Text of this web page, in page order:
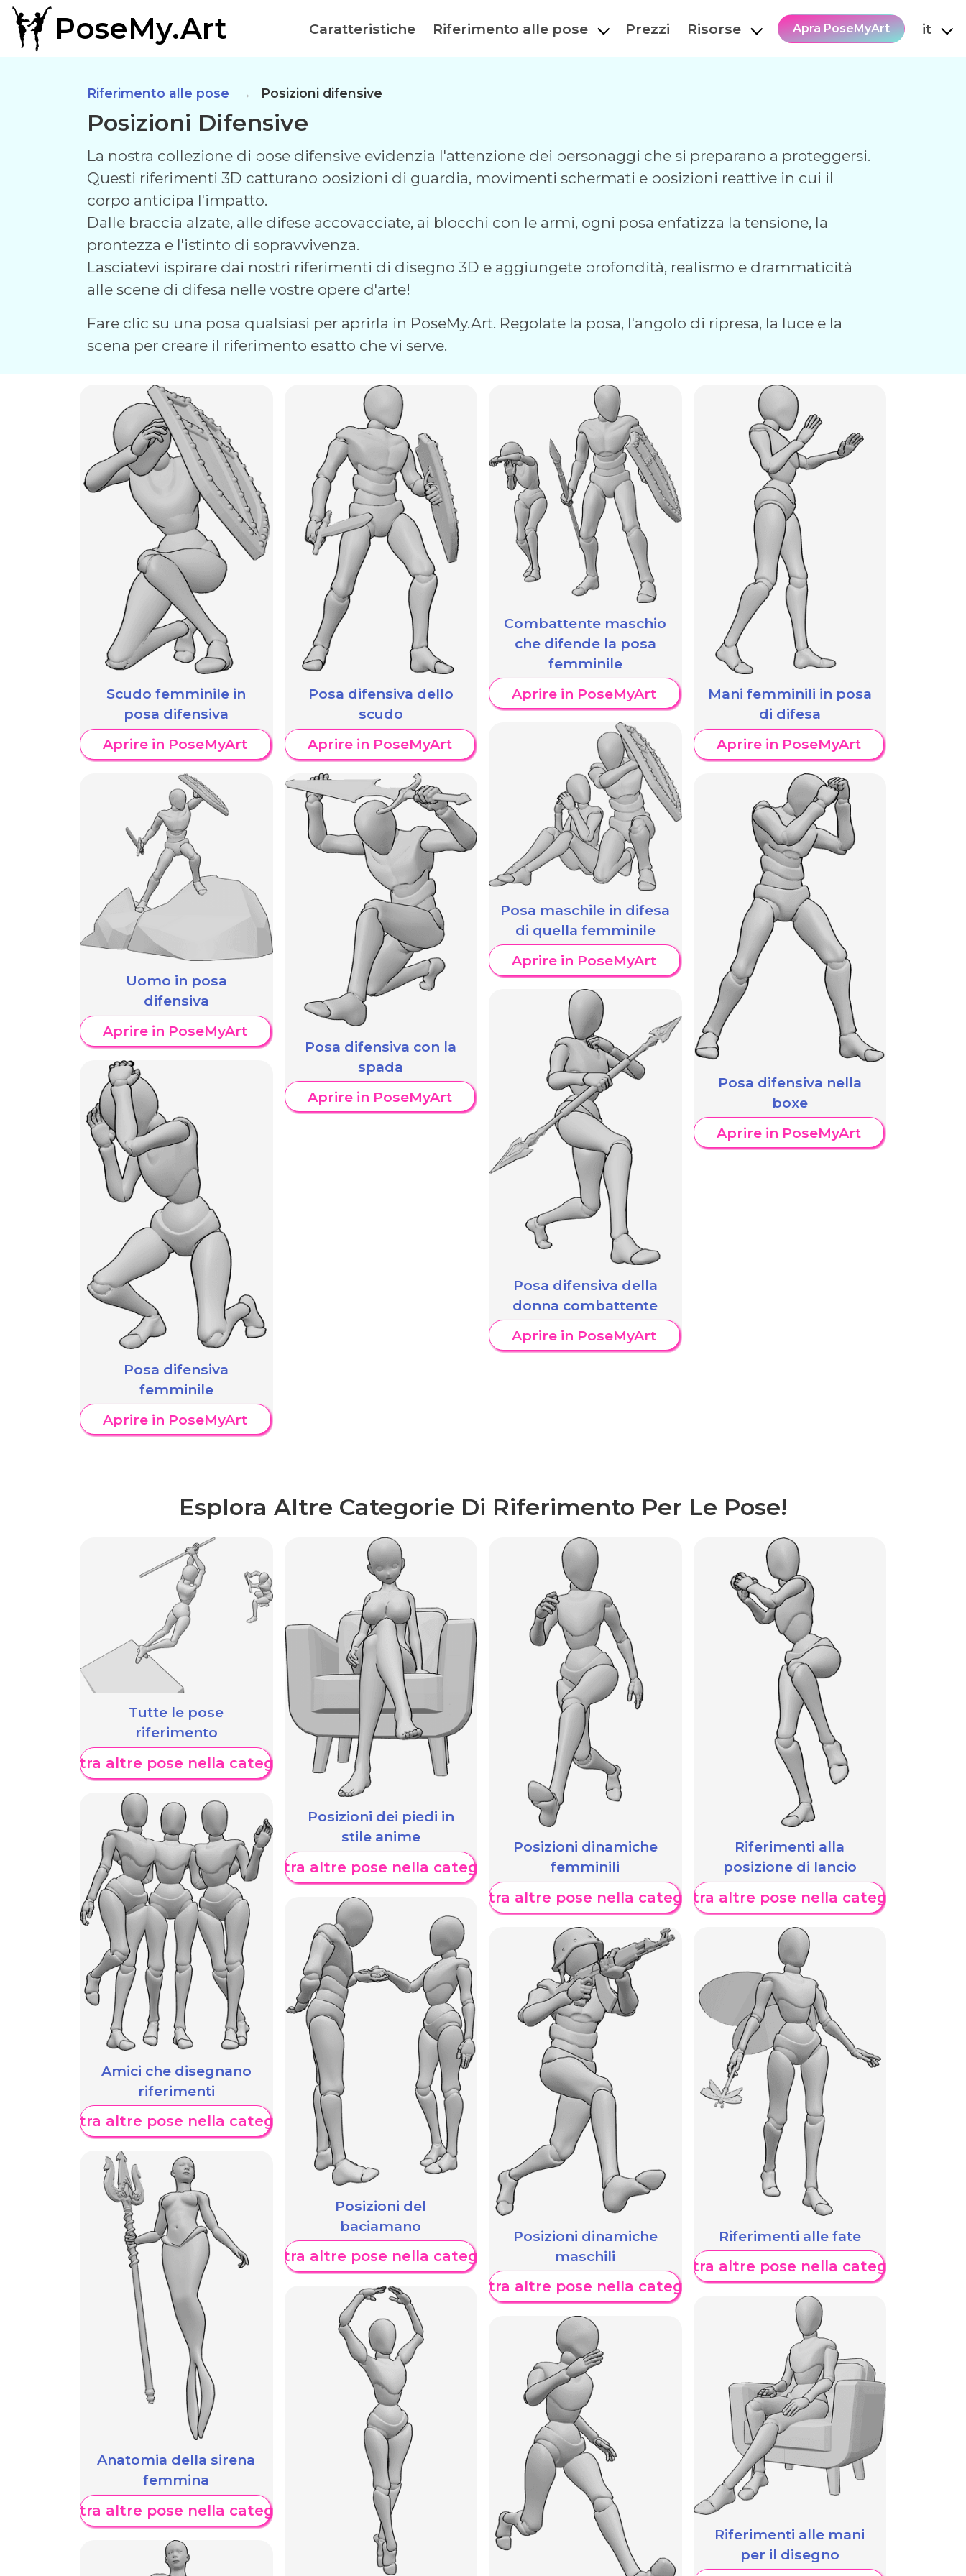
PoseMy.Art Caratteristiche Riferimento alle pose Prezzi Risorse Apra PoseMyArt it
Riferimento alle pose Posizioni difensive
Posizioni Difensive
La nostra collezione di pose difensive evidenzia l'attenzione dei personaggi che si preparano a proteggersi.
Questi riferimenti 3D catturano posizioni di guardia, movimenti schermati e posizioni reattive in cui il
corpo anticipa l'impatto.
Dalle braccia alzate, alle difese accovacciate, ai blocchi con le armi, ogni posa enfatizza la tensione, la
prontezza e l'istinto di sopravvivenza.
Lasciatevi ispirare dai nostri riferimenti di disegno 3D e aggiungete profondità, realismo e drammaticità
alle scene di difesa nelle vostre opere d'arte!
Fare clic su una posa qualsiasi per aprirla in PoseMy.Art. Regolate la posa, l'angolo di ripresa, la luce e la
scena per creare il riferimento esatto che vi serve.
Scudo femminile in
posa difensiva
Aprire in PoseMyArt
Uomo in posa
difensiva
Aprire in PoseMyArt
Posa difensiva
femminile
Aprire in PoseMyArt
Posa difensiva dello
scudo
Aprire in PoseMyArt
Posa difensiva con la
spada
Aprire in PoseMyArt
Combattente maschio
che difende la posa
femminile
Aprire in PoseMyArt
Posa maschile in difesa
di quella femminile
Aprire in PoseMyArt
Posa difensiva della
donna combattente
Aprire in PoseMyArt
Mani femminili in posa
di difesa
Aprire in PoseMyArt
Posa difensiva nella
boxe
Aprire in PoseMyArt
Esplora Altre Categorie Di Riferimento Per Le Pose!
Tutte le pose
riferimento
Mostra altre pose nella categoria
Amici che disegnano
riferimenti
Mostra altre pose nella categoria
Anatomia della sirena
femmina
Mostra altre pose nella categoria
Posizioni dei piedi in
stile anime
Mostra altre pose nella categoria
Posizioni del
baciamano
Mostra altre pose nella categoria
Posizioni dinamiche
femminili
Mostra altre pose nella categoria
Posizioni dinamiche
maschili
Mostra altre pose nella categoria
Riferimenti alla
posizione di lancio
Mostra altre pose nella categoria
Riferimenti alle fate
Mostra altre pose nella categoria
Riferimenti alle mani
per il disegno